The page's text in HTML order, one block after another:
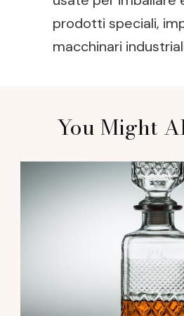
prodotti speciali,
macchinari
Navigation
You Might